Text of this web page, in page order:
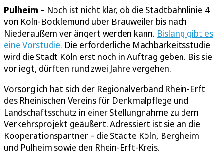
Pulheim – Noch ist nicht klar, ob die Stadtbahnlinie 4
von Köln-Bocklemünd über Brauweiler bis nach
Niederaußem verlängert werden kann. Bislang gibt es
eine Vorstudie. Die erforderliche Machbarkeitsstudie
wird die Stadt Köln erst noch in Auftrag geben. Bis sie
vorliegt, dürften rund zwei Jahre vergehen.
Vorsorglich hat sich der Regionalverband Rhein-Erft
des Rheinischen Vereins für Denkmalpflege und
Landschaftsschutz in einer Stellungnahme zu dem
Verkehrsprojekt geäußert. Adressiert ist sie an die
Kooperationspartner – die Städte Köln, Bergheim
und Pulheim sowie den Rhein-Erft-Kreis.